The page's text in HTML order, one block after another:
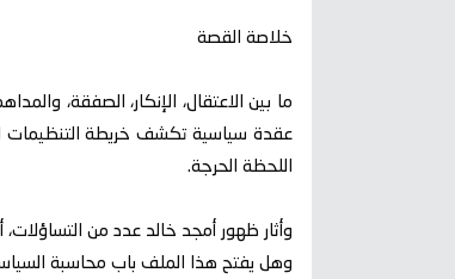
خلاصة القصة
ما بين الاعتقال، الإنكار، الصفقة،
عقدة سياسية تكشف خريطة التنظيمات
اللحظة الحرجة.
وأثار ظهور أمجد خالد عدد من
وهل يفتح هذا الملف باب محاسبة